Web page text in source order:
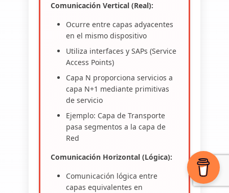
Comunicación Vertical (Real):
Ocurre entre capas adyacentes
en el mismo dispositivo
Utiliza interfaces y SAPs (Service
Access Points)
Capa N proporciona servicios a
capa N+1 mediante primitivas
de servicio
Ejemplo: Capa de Transporte
pasa segmentos a la capa de
Red
Comunicación Horizontal (Lógica):
Comunicación lógica entre
capas equivalentes en